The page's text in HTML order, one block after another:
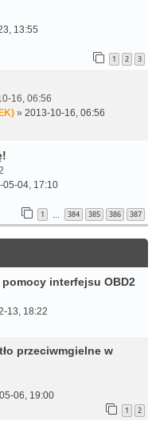
13:55
1 2 3
16, 06:56
» 2013-10-16, 06:56
05-04, 17:10
1 384 385 386 387
interfejsu OBD2
13, 18:22
przeciwmgielne w
06, 19:00
1 2